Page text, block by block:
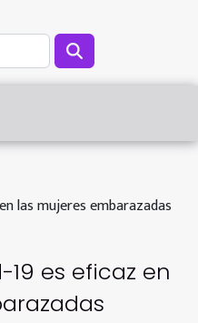
las mujeres embarazadas
es eficaz en